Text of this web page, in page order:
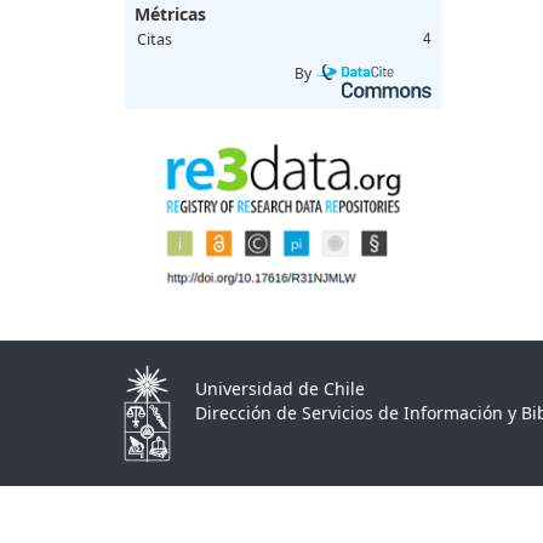
Métricas
Citas 4
By
Universidad de Chile
Dirección de Servicios de Información y